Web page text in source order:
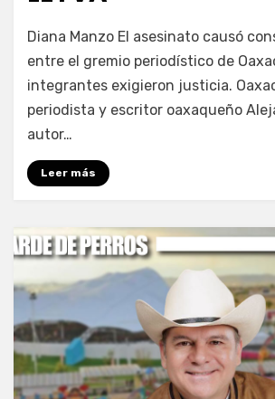
Fernando Miranda Servín
Diana Manzo El asesinato causó
entre el gremio periodístico de
integrantes exigieron justicia.
periodista y escritor oaxaqueño
autor…
Leer más